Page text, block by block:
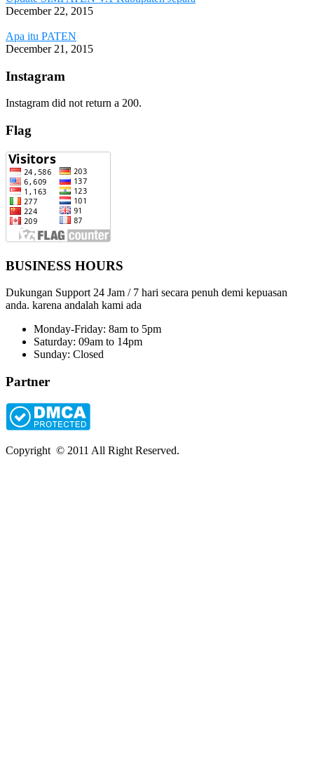
December 22, 2015
Apa itu PATEN
December 21, 2015
Instagram
Instagram did not return a 200.
Flag
BUSINESS HOURS
Dukungan Support 24 Jam / 7 hari secara penuh demi kepuasan
anda. karena andalah kami ada
Monday-Friday: 8am to 5pm
Saturday: 09am to 14pm
Sunday: Closed
Partner
Copyright © 2011 All Right Reserved.